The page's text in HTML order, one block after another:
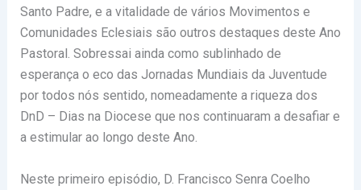
Santo Padre, e a vitalidade de vários Movimentos e
Comunidades Eclesiais são outros destaques deste Ano
Pastoral. Sobressai ainda como sublinhado de
esperança o eco das Jornadas Mundiais da Juventude
por todos nós sentido, nomeadamente a riqueza dos
DnD – Dias na Diocese que nos continuaram a desafiar e
a estimular ao longo deste Ano.
Neste primeiro episódio, D. Francisco Senra Coelho